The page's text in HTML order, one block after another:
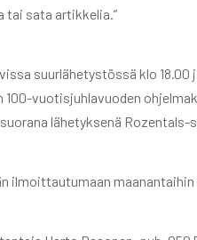
tai sata artikkelia.”
suurlähetystössä klo
100-vuotisjuhlavuoden
lähetyksenä Rozentals-
ilmoittautumaan